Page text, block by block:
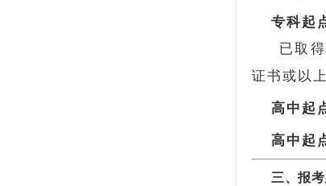
专科起
已取
证书或以
高中起
高中起
三、报考